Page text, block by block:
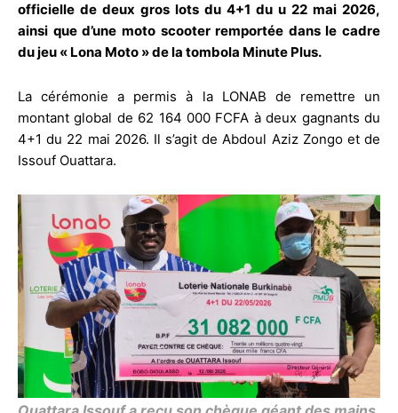
officielle de deux gros lots du 4+1 du u 22 mai 2026,
ainsi que d’une moto scooter remportée dans le cadre
du jeu « Lona Moto » de la tombola Minute Plus.
La cérémonie a permis à la LONAB de remettre un
montant global de 62 164 000 FCFA à deux gagnants du
4+1 du 22 mai 2026. Il s’agit de Abdoul Aziz Zongo et de
Issouf Ouattara.